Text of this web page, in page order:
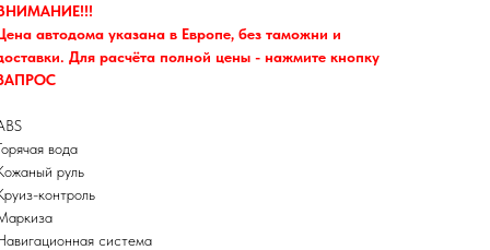
автодома указана в Европе, без таможни и
Для расчёта полной цены - нажмите кнопку
вода
руль
контроль
система